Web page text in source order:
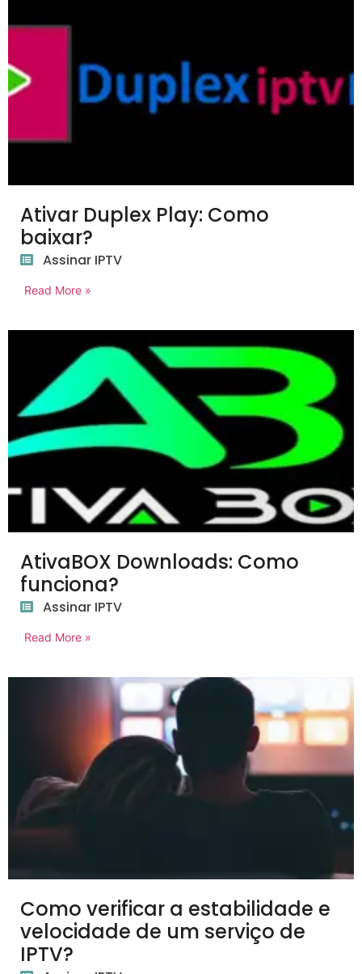
Ativar Duplex Play: Como
baixar?
Assinar IPTV
Read More »
AtivaBOX Downloads: Como
funciona?
Assinar IPTV
Read More »
Como verificar a estabilidade e
velocidade de um serviço de
IPTV?